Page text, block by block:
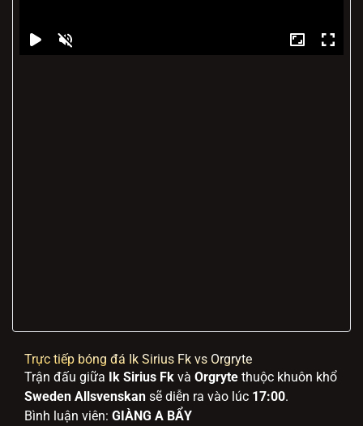
Trực tiếp bóng đá Ik Sirius Fk vs Orgryte
Trận đấu giữa Ik Sirius Fk và Orgryte thuộc khuôn khổ
Sweden Allsvenskan sẽ diễn ra vào lúc 17:00.
Bình luận viên: GIÀNG A BẨY